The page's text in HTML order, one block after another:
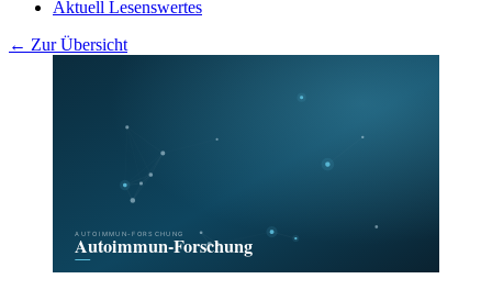
Aktuell Lesenswertes
← Zur Übersicht